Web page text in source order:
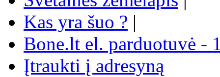
Kas yra šuo ? |
Bone.lt el. parduotuvė -
Įtraukti į adresyną